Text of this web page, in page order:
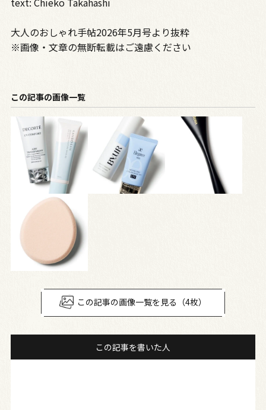
大人のおしゃれ手帖2026年5月号より抜粋
※画像・文章の無断転載はご遠慮ください
この記事の画像一覧
この記事の画像一覧を見る（4枚）
この記事を書いた人